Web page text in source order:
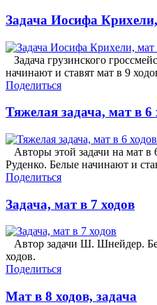
Задача Иосифа
Задача грузинского
начинают и ставят мат в 9
Поделиться
Тяжелая задача, мат в 6
Авторы этой задачи на мат
Руденко. Белые начинают и
Поделиться
Задача, мат в 7 ходов
Автор задачи Ш. Шнейдер.
ходов.
Поделиться
Мат в 8 ходов, задача